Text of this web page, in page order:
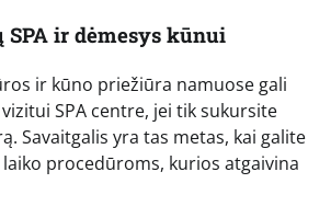
SPA ir dėmesys kūnui
ir kūno priežiūra namuose gali
SPA centre, jei tik sukursite
Savaitgalis yra tas metas, kai galite
procedūroms, kurios atgaivina